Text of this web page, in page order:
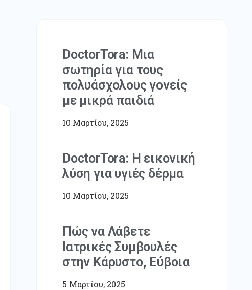
DoctorTora: Μια
σωτηρία για τους
πολυάσχολους γονείς
με μικρά παιδιά
10 Μαρτίου, 2025
DoctorTora: Η εικονική
λύση για υγιές δέρμα
10 Μαρτίου, 2025
Πώς να Λάβετε
Ιατρικές Συμβουλές
στην Κάρυστο, Εύβοια
5 Μαρτίου, 2025